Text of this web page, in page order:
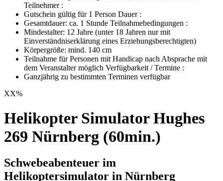
Teilnehmer :
Gutschein gültig für 1 Person Dauer :
Gesamtdauer: ca. 1 Stunde Teilnahmebedingungen :
Mindestalter: 12 Jahre (unter 18 Jahren nur mit
Einverständniserklärung eines Erziehungsberechtigten)
Körpergröße: mind. 140 cm
Teilnahme für Personen mit Handicap nach Absprache mit
dem Veranstalter möglich Verfügbarkeit / Termine :
Ganzjährig zu bestimmten Terminen verfügbar
XX%
Helikopter Simulator Hughes
269 Nürnberg (60min.)
Schwebeabenteuer im
Helikoptersimulator in Nürnberg